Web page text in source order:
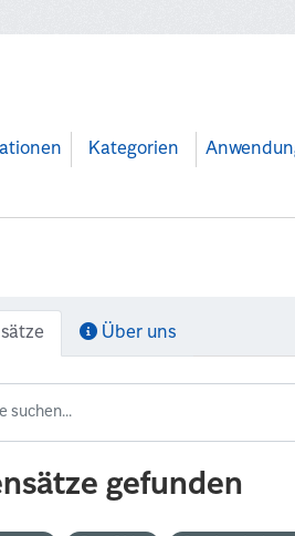
Kategorien
Über uns
gefunden